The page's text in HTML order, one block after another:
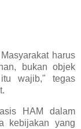
harus
bukan objek
wajib," tegas
HAM dalam
kebijakan yang